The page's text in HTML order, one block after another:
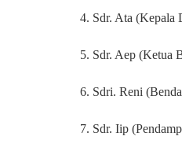
4. Sdr. Ata (Kepala
5. Sdr. Aep (Ketua
6. Sdri. Reni
7. Sdr. Iip